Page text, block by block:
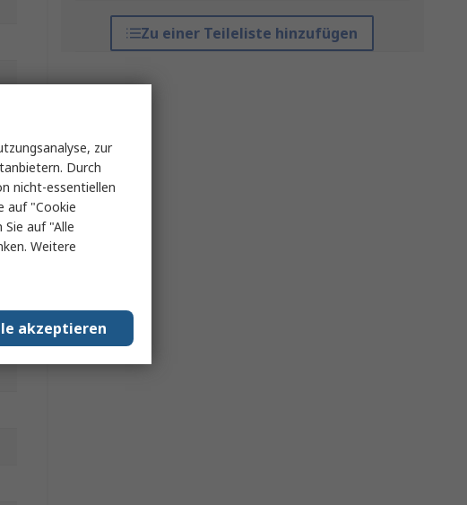
Zu einer Teileliste hinzufügen
zur
Durch
nicht-essentiellen
auf "Cookie
auf "Alle
Weitere
akzeptieren